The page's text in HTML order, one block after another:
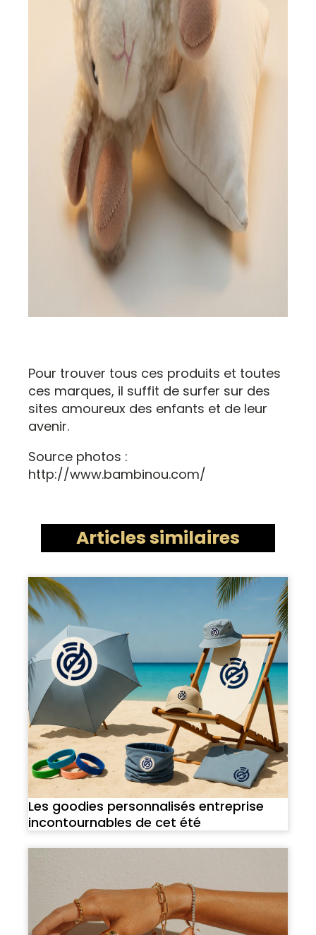
Pour trouver tous ces produits et toutes
ces marques, il suffit de surfer sur des
sites amoureux des enfants et de leur
avenir.
Source photos :
http://www.bambinou.com/
Articles similaires
Les goodies personnalisés entreprise
incontournables de cet été